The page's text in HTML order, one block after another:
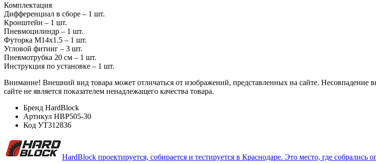
Комплектация
Дифференциал в сборе – 1 шт.
Кронштейн – 1 шт.
Пневмоцилиндр – 1 шт.
Футорка М14х1.5 – 1 шт.
Угловой фитинг – 3 шт.
Пневмотрубка 20 см – 1 шт.
Инструкция по установке – 1 шт.
Внимание! Внешний вид товара может отличаться от изображений, представленных на сайте. Несовпадение
сайте не является показателем ненадлежащего качества товара.
Бренд HardBlock
Артикул HBP505-30
Код УТ312836
HardBlock проектируется, собирается и тестируется в Краснодаре. Это место, где